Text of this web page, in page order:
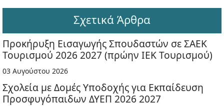
Σχετικά Άρθρα
Προκήρυξη Εισαγωγής Σπουδαστών σε ΣΑΕΚ
Τουρισμού 2026 2027 (πρώην ΙΕΚ Τουρισμού)
03 Αυγούστου 2026
Σχολεία με Δομές Υποδοχής για Εκπαίδευση
Προσφυγόπαιδων ΔΥΕΠ 2026 2027